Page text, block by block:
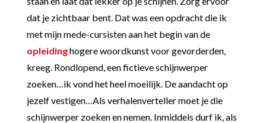
dat je zichtbaar bent. Dat was een opdracht die ik
met mijn mede-cursisten aan het begin van de
opleidinghogere woordkunst voor gevorderden,
kreeg. Rondlopend, een fictieve schijnwerper
zoeken…ik vond het heel moeilijk. De aandacht op
jezelf vestigen…Als verhalenverteller moet je die
schijnwerper zoeken en nemen. Inmiddels durf ik, als